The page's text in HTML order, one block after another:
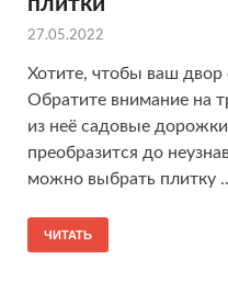
27.05.2022
Хотите, чтобы ваш
Обратите внимание на
из неё садовые
преобразится до
можно выбрать плитку
ЧИТАТЬ